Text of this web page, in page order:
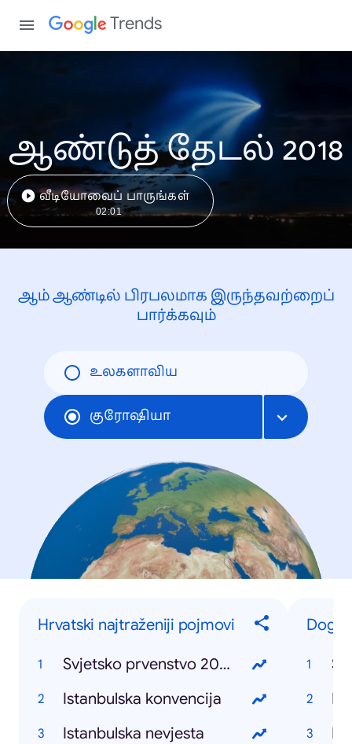
Trends
ஆண்டுத் தேடல் 2018
வீடியோவைப் பாருங்கள்
02:01
ஆம் ஆண்டில் பிரபலமாக இருந்தவற்றைப்
பார்க்கவும்
உலகளாவிய
குரோஷியா
Hrvatski najtraženiji pojmovi
Svjetsko prvenstvo 2018
Istanbulska konvencija
Istanbulska nevjesta